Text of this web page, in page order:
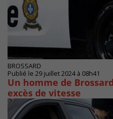
BROSSARD
Publié le 29 juillet 2024 à 08h41
Un homme de
excès de vitesse